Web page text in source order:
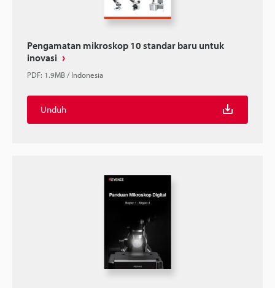
Pengamatan mikroskop 10 standar baru untuk
inovasi
PDF: 1.9MB/Indonesia
Unduh